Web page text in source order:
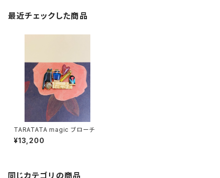
最近チェックした商品
TARATATA magic ブローチ
¥13,200
同じカテゴリの商品